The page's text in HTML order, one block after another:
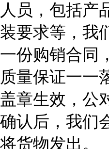
人员，包括产
装要求等，我
一份购销合同
质量保证一一
盖章生效，公
确认后，我们
将货物发出。